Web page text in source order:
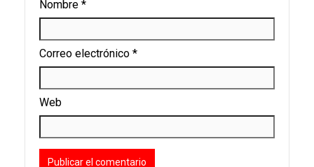
Nombre *
Correo electrónico *
Web